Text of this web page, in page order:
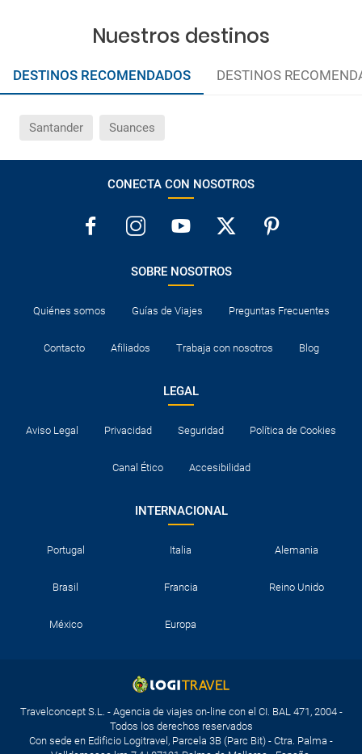
Nuestros destinos
DESTINOS RECOMENDADOS DESTINOS
Santander Suances
CONECTA CON NOSOTROS
SOBRE NOSOTROS
Quiénes somos Guías de Viajes Preguntas Frecuentes
Contacto Afiliados Trabaja con nosotros Blog
LEGAL
Aviso Legal Privacidad Seguridad Política de Cookies
Canal Ético Accesibilidad
INTERNACIONAL
Portugal Italia Alemania
Brasil Francia Reino Unido
México Europa
Travelconcept S.L. - Agencia de viajes on-line con el CI. BAL 471, 2004 -
Todos los derechos reservados
Con sede en Edificio Logitravel, Parcela 3B (Parc Bit) - Ctra. Palma -